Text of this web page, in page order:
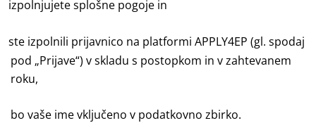
izpolnjujete splošne pogoje in
ste izpolnili prijavnico na platformi APPLY4EP (gl. spodaj
pod „Prijave“) v skladu s postopkom in v zahtevanem
roku,
bo vaše ime vključeno v podatkovno zbirko.